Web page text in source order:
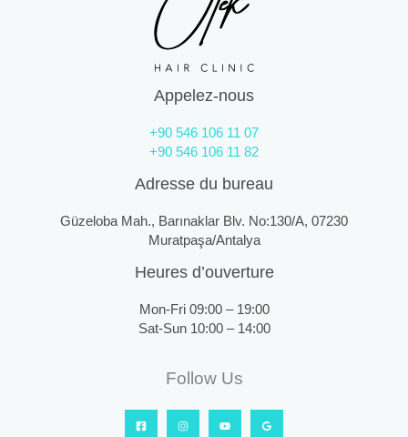
Appelez-nous
+90 546 106 11 07
+90 546 106 11 82
Adresse du bureau
Güzeloba Mah., Barınaklar Blv. No:130/A, 07230
Muratpaşa/Antalya
Heures d’ouverture
Mon-Fri 09:00 – 19:00
Sat-Sun 10:00 – 14:00
Follow Us